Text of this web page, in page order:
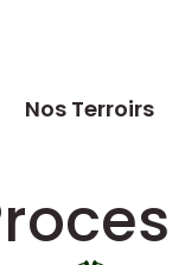
Nos Terroirs